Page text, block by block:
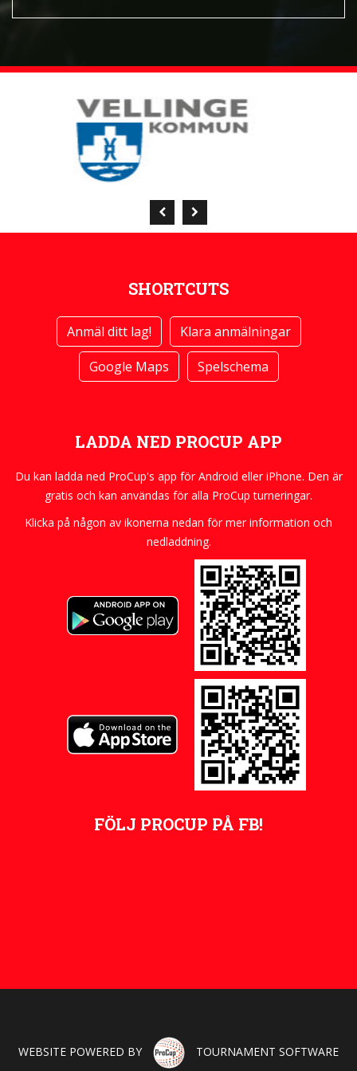
SHORTCUTS
Anmäl ditt lag!
Klara anmälningar
Google Maps
Spelschema
LADDA NED PROCUP APP
Du kan ladda ned ProCup's app för Android eller iPhone. Den är
gratis och kan användas för alla ProCup turneringar.
Klicka på någon av ikonerna nedan för mer information och
nedladdning.
FÖLJ PROCUP PÅ FB!
WEBSITE POWERED BY TOURNAMENT SOFTWARE